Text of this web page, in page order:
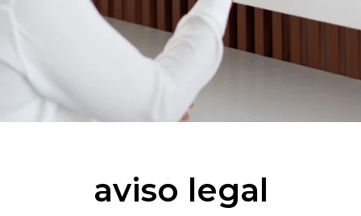
aviso legal